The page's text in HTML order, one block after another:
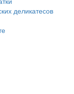
деликатесов